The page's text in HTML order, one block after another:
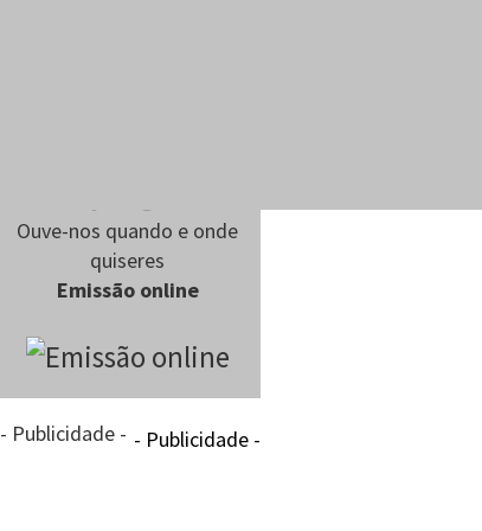
Ouve-nos quando e onde
quiseres
Emissão online
- Publicidade - - Publicidade -